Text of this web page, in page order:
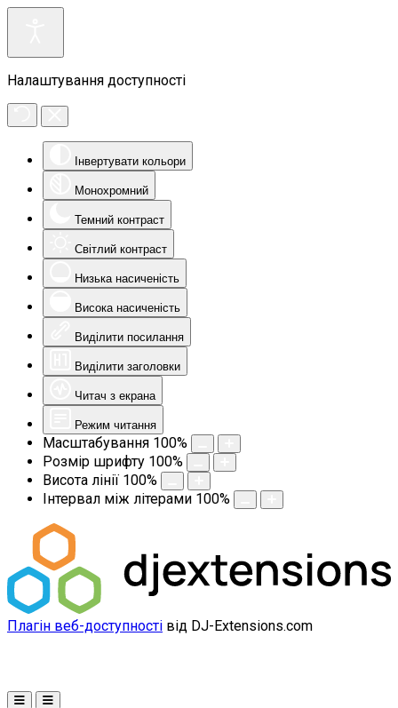
Налаштування доступності
Інвертувати кольори
Монохромний
Темний контраст
Світлий контраст
Низька насиченість
Висока насиченість
Виділити посилання
Виділити заголовки
Читач з екрана
Режим читання
Масштабування 100%
Розмір шрифту 100%
Висота лінії 100%
Інтервал між літерами 100%
Плагін веб-доступності від DJ-Extensions.com